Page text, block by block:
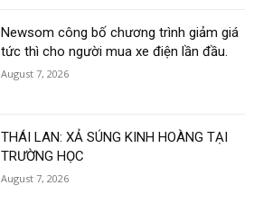
Newsom công bố chương trình giảm giá
tức thì cho người mua xe điện lần đầu.
August 7, 2026
THÁI LAN: XẢ SÚNG KINH HOÀNG TẠI
TRƯỜNG HỌC
August 7, 2026